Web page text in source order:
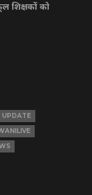
शिक्षकों को
UPDATE